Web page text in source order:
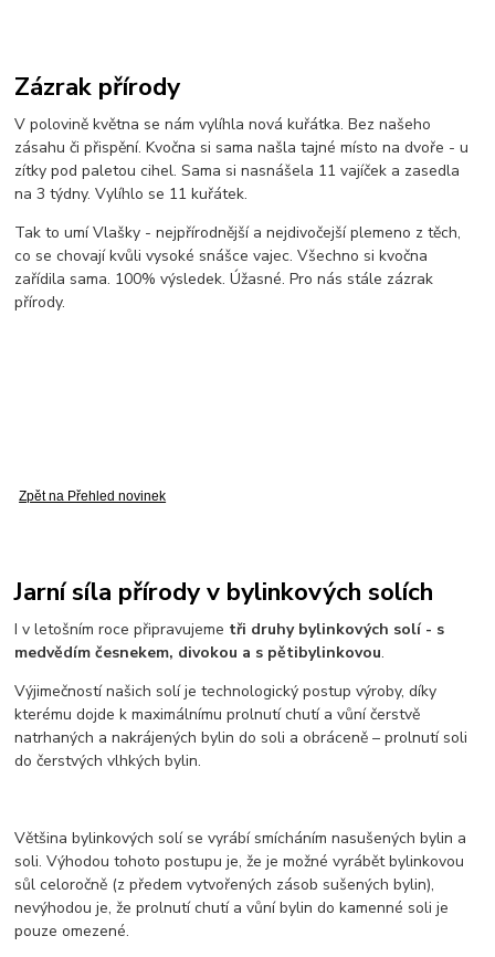
Zázrak přírody
V polovině května se nám vylíhla nová kuřátka. Bez našeho
zásahu či přispění. Kvočna si sama našla tajné místo na dvoře - u
zítky pod paletou cihel. Sama si nasnášela 11 vajíček a zasedla
na 3 týdny. Vylíhlo se 11 kuřátek.
Tak to umí Vlašky - nejpřírodnější a nejdivočejší plemeno z těch,
co se chovají kvůli vysoké snášce vajec. Všechno si kvočna
zařídila sama. 100% výsledek. Úžasné. Pro nás stále zázrak
přírody.
Zpět na Přehled novinek
Jarní síla přírody v bylinkových solích
I v letošním roce připravujeme tři druhy bylinkových solí - s
medvědím česnekem, divokou a s pětibylinkovou.
Výjimečností našich solí je technologický postup výroby, díky
kterému dojde k maximálnímu prolnutí chutí a vůní čerstvě
natrhaných a nakrájených bylin do soli a obráceně – prolnutí soli
do čerstvých vlhkých bylin.
Většina bylinkových solí se vyrábí smícháním nasušených bylin a
soli. Výhodou tohoto postupu je, že je možné vyrábět bylinkovou
sůl celoročně (z předem vytvořených zásob sušených bylin),
nevýhodou je, že prolnutí chutí a vůní bylin do kamenné soli je
pouze omezené.